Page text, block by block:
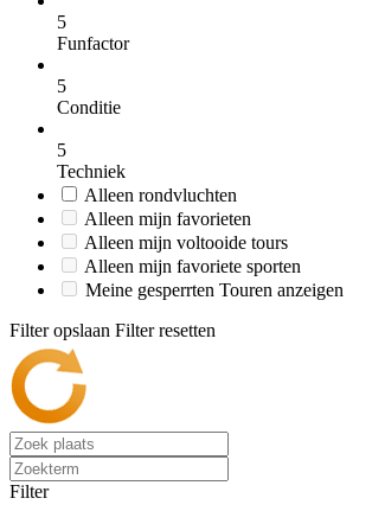
5
Funfactor
5
Conditie
5
Techniek
Alleen rondvluchten
Alleen mijn favorieten
Alleen mijn voltooide tours
Alleen mijn favoriete sporten
Meine gesperrten Touren anzeigen
Filter opslaan Filter resetten
Filter